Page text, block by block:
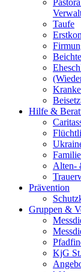
Taufe
Hilfe &
Alten-
Prävention
Gruppen &
KjG